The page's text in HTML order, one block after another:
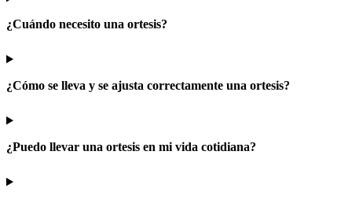
¿Cuándo necesito una ortesis?
¿Cómo se lleva y se ajusta correctamente una ortesis?
¿Puedo llevar una ortesis en mi vida cotidiana?